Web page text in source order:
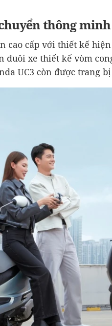
thông
cao cấp với thiết kế
đuôi xe thiết kế vòm
UC3 còn được trang